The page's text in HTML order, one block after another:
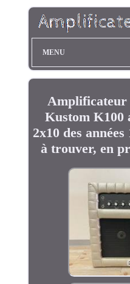
MENU
Amplificateur
Kustom K100
2x10 des
à trouver, en